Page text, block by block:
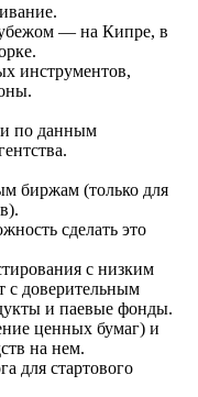
— на Кипре, в
инструментов,
по данным
биржам (только для
сделать это
с низким
с доверительным
и паевые фонды.
ценных бумаг) и
на нем.
для стартового